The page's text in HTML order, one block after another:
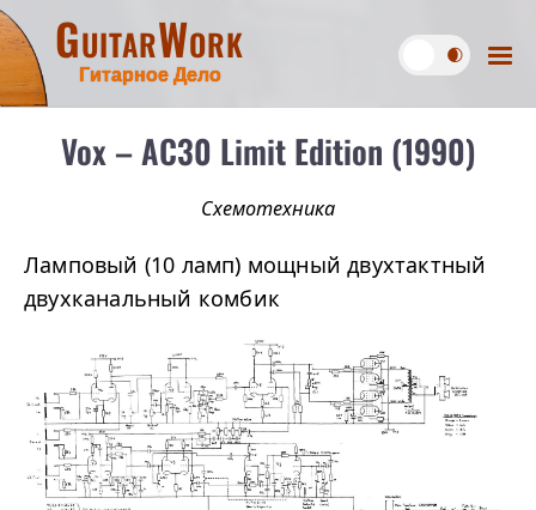
GuitarWork
Гитарное Дело
Vox – AC30 Limit Edition (1990)
Схемотехника
Ламповый (10 ламп) мощный двухтактный
двухканальный комбик